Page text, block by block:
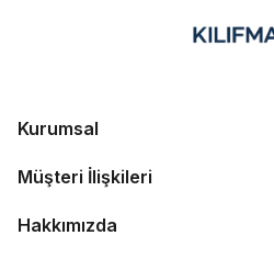
Kurumsal
Müşteri İlişkileri
Hakkımızda